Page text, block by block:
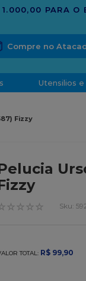
Utensilios
Fizzy
☆ ☆ ☆ ☆ :
TOTAL: R$ 99,90